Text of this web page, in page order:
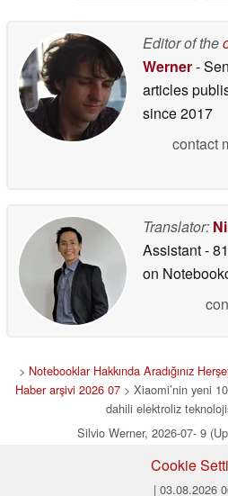
Editor of the
Werner-
articles
since 2017
contact
Translator:
Assistant-
on
> Notebooklar Hakkında Aradığınız
Haber arşivi 2026 07 > Xiaomi’nin yeni 10
dahili elektroliz
Silvio Werner, 2026-07- 9
Cookie
| 03.08.2026